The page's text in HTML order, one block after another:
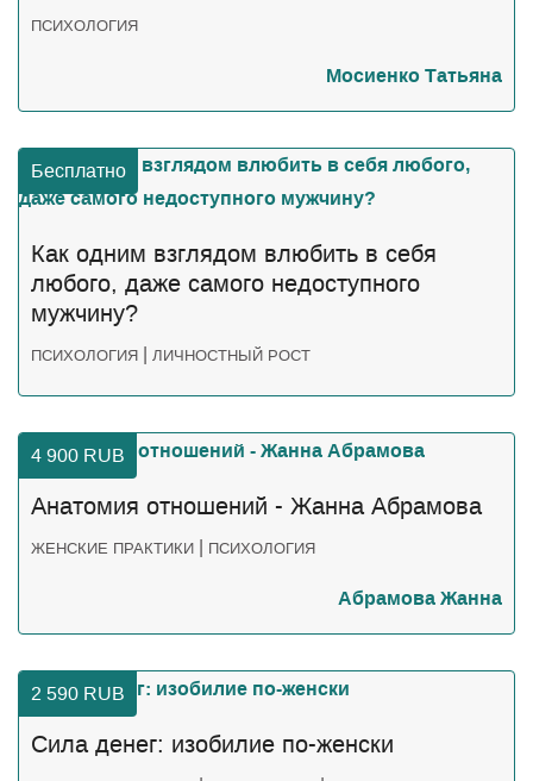
ПСИХОЛОГИЯ
Мосиенко Татьяна
Бесплатно
Как одним взглядом влюбить в себя
любого, даже самого недоступного
мужчину?
ПСИХОЛОГИЯ | ЛИЧНОСТНЫЙ РОСТ
4 900 RUB
Анатомия отношений - Жанна Абрамова
ЖЕНСКИЕ ПРАКТИКИ | ПСИХОЛОГИЯ
Абрамова Жанна
2 590 RUB
Сила денег: изобилие по-женски